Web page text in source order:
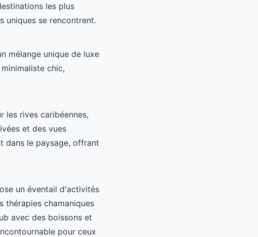
les plus
uniques se rencontrent.
mélange unique de luxe
chic,
les rives caribéennes,
et des vues
dans le paysage, offrant
un éventail d'activités
thérapies chamaniques
avec des boissons et
pour ceux